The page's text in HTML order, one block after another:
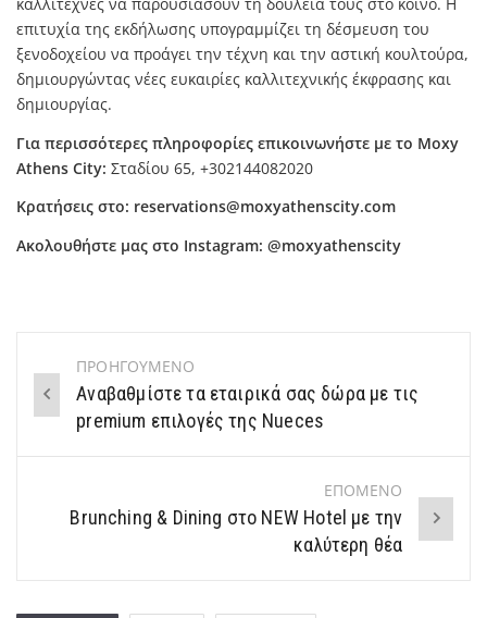
επιτυχία της εκδήλωσης υπογραμμίζει τη δέσμευση του
ξενοδοχείου να προάγει την τέχνη και την αστική κουλτούρα,
δημιουργώντας νέες ευκαιρίες καλλιτεχνικής έκφρασης και
δημιουργίας.
Για περισσότερες πληροφορίες επικοινωνήστε με το Moxy
Athens City: Σταδίου 65, +302144082020
Κρατήσεις στο: reservations@moxyathenscity.com
Ακολουθήστε μας στο Instagram: @moxyathenscity
Post
navigation
ΠΡΟΗΓΟΥΜΕΝΟ
Αναβαθμίστε τα εταιρικά σας δώρα με τις
premium επιλογές της Nueces
ΕΠΟΜΕΝΟ
Brunching & Dining στο NEW Hotel με την
καλύτερη θέα